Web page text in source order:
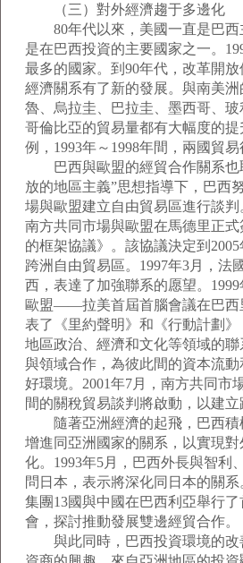
（三）對外經濟趨于多邊化
80年代以來，美國一直是巴西
是在巴西投資的主要國家之一。
最多的國家。到90年代，改革開
經濟關系有了新的發展。與南美
魯、烏拉圭、巴拉圭、墨西哥、
哥倫比亞的貿易量都有大幅度的
例，1993年～1998年間，兩國貿易
巴西與歐盟的經貿合作關系也
放的地區主義”思想指導下，巴西
場與歐盟建立自由貿易區進行談判
南方共同市場與歐盟在馬德里正
的框架協議》。該協議決定到
跨洲自由貿易區。1997年3月，法
西，表達了加強聯系的愿望。1999
歐盟——拉美首屆首腦會議在巴西
表了《里約聲明》和《行動計劃
地區政治、經濟和文化等領域的
與領域合作，為彼此間的資本流
好環境。2001年7月，南方共同市
間的關稅貿易談判將啟動，以建立
隨著亞洲經濟的起飛，巴西積
增進同亞洲國家的關系，以實現
化。1993年5月，巴西外長與智利
問日本，表示將深化同日本的關系
集團13國與中國在巴西利亞舉行
會，探討推動發展雙邊經貿合作。
與此同時，巴西投資環境的改